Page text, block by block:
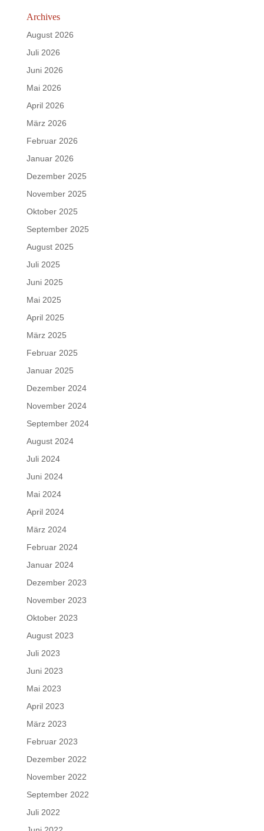
Archives
August 2026
Juli 2026
Juni 2026
Mai 2026
April 2026
März 2026
Februar 2026
Januar 2026
Dezember 2025
November 2025
Oktober 2025
September 2025
August 2025
Juli 2025
Juni 2025
Mai 2025
April 2025
März 2025
Februar 2025
Januar 2025
Dezember 2024
November 2024
September 2024
August 2024
Juli 2024
Juni 2024
Mai 2024
April 2024
März 2024
Februar 2024
Januar 2024
Dezember 2023
November 2023
Oktober 2023
August 2023
Juli 2023
Juni 2023
Mai 2023
April 2023
März 2023
Februar 2023
Dezember 2022
November 2022
September 2022
Juli 2022